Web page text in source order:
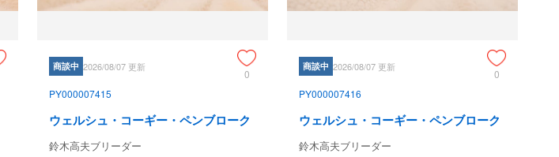
商談中 2026/08/07 更新
0
PY000007415
ウェルシュ・コーギー・ペンブローク
鈴木高夫ブリーダー
商談中 2026/08/07 更新
0
PY000007416
ウェルシュ・コーギー・ペンブローク
鈴木高夫ブリーダー